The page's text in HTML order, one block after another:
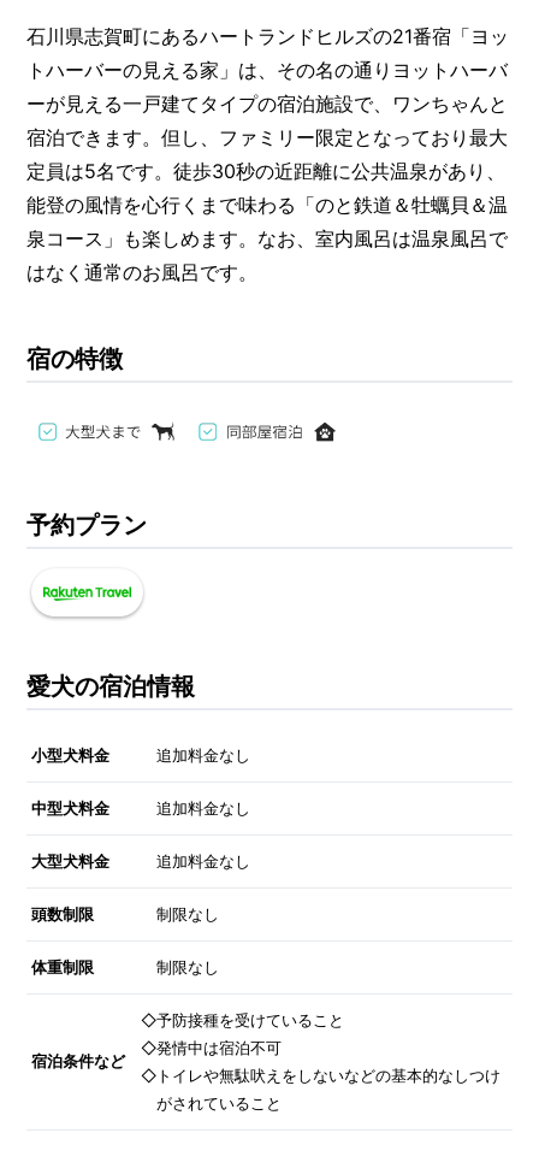
石川県志賀町にあるハートランドヒルズの21番宿「ヨッ
トハーバーの見える家」は、その名の通りヨットハーバ
ーが見える一戸建てタイプの宿泊施設で、ワンちゃんと
宿泊できます。但し、ファミリー限定となっており最大
定員は5名です。徒歩30秒の近距離に公共温泉があり、
能登の風情を心行くまで味わる「のと鉄道＆牡蠣貝＆温
泉コース」も楽しめます。なお、室内風呂は温泉風呂で
はなく通常のお風呂です。
宿の特徴
予約プラン
愛犬の宿泊情報
小型犬料金 追加料金なし
中型犬料金 追加料金なし
大型犬料金 追加料金なし
頭数制限 制限なし
体重制限 制限なし
宿泊条件など
◇予防接種を受けていること
◇発情中は宿泊不可
◇トイレや無駄吠えをしないなどの基本的なしつけ
がされていること